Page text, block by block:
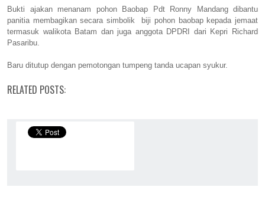
Bukti ajakan menanam pohon Baobap Pdt Ronny Mandang dibantu
panitia membagikan secara simbolik biji pohon baobap kepada jemaat
termasuk walikota Batam dan juga anggota DPDRI dari Kepri Richard
Pasaribu.
Baru ditutup dengan pemotongan tumpeng tanda ucapan syukur.
RELATED POSTS: